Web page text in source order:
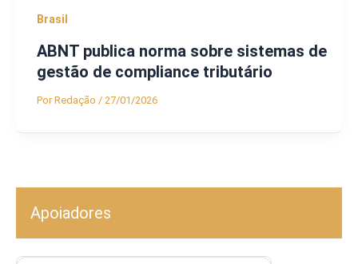
Brasil
ABNT publica norma sobre sistemas de
gestão de compliance tributário
PorRedação / 27/01/2026
Apoiadores